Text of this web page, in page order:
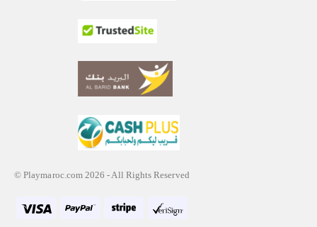
© Playmaroc.com 2026 - All Rights Reserved